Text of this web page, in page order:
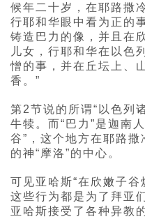
候年二十岁，在耶路撒
行耶和华眼中看为正的
铸造巴力的像，并且在
儿女，行耶和华在以色
憎的事，并在丘坛上、
香。”
第2节说的所谓“以色列
牛犊。而“巴力”是迦南
谷”，这个地方在耶路
的神“摩洛”的中心。
可见亚哈斯“在欣嫩子谷
这些行为都是为了拜亚
亚哈斯接受了各种异教